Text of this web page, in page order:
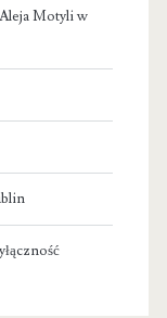
Motyli w